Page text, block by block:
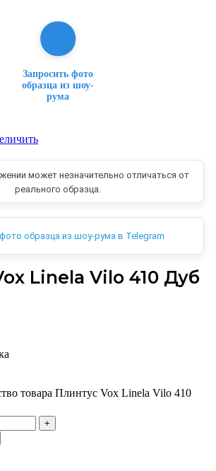
Запросить фото
образца из шоу-
рума
может незначительно отличаться от
реального образца.
образца из шоу-рума в Telegram
Linela Vilo 410 Дуб
товара Плинтус Vox Linela Vilo 410